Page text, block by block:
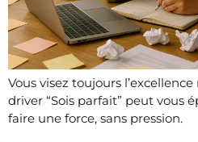
Vous visez toujours
driver “Sois parfait” peut vous
faire une force, sans pression.